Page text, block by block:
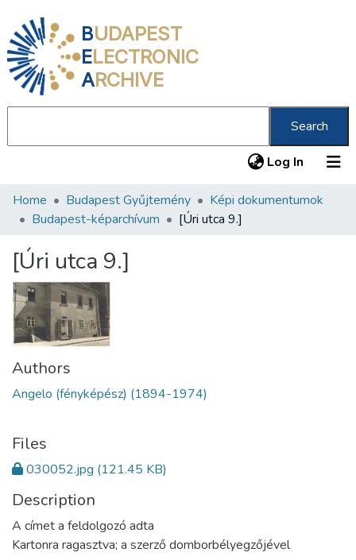
BUDAPEST
ELECTRONIC
ARCHIVE
Search
Log In (current)
Communities & Collections
Statistics
About us
Home Budapest Gyűjtemény
Képi dokumentumok
Budapest-képarchívum
[Úri utca 9.]
[Úri utca 9.]
Authors
Angelo (fényképész) (1894-1974)
Files
030052.jpg (121.45 KB)
Description
A címet a feldolgozó adta
Kartonra ragasztva; a szerző domborbélyegzőjével